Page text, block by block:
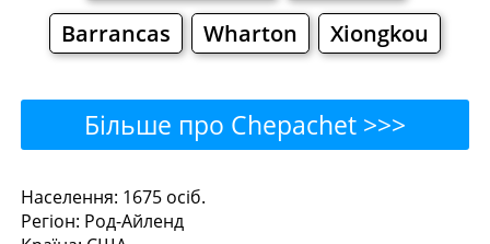
Barrancas
Wharton Xiongkou
Більше про Chepachet >>>
Chepachet - Де поїсти або
Населення: 1675 осiб.
Регiон: Род-Айленд